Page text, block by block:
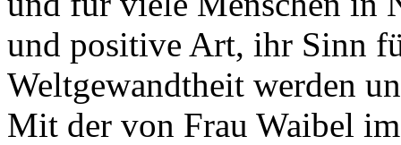
und positive Art, ihr Sinn
Weltgewandtheit werden
Mit der von Frau Waibel